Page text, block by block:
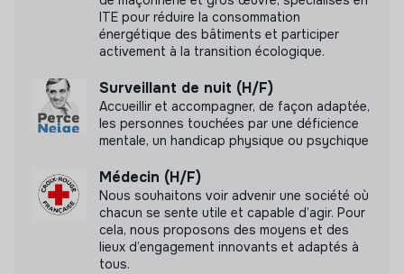
autour des projets personnalisés.
Organiser et gérer le matériel nécessaire aux soins
et à l’accompagnement des résidents.
ITE pour réduire la consommation
énergétique des bâtiments et participer
activement à la transition écologique.
Surveillant de nuit (H/F)
Accueillir et accompagner, de façon adaptée,
les personnes touchées par une déficience
mentale, un handicap physique ou psychique
Médecin (H/F)
Nous souhaitons voir advenir une société où
chacun se sente utile et capable d’agir. Pour
cela, nous proposons des moyens et des
lieux d’engagement innovants et adaptés à
tous.